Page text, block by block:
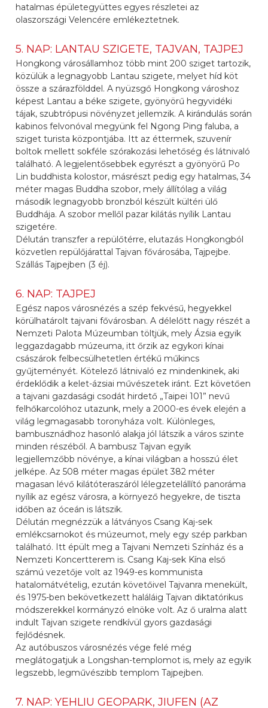
hatalmas épületegyüttes egyes részletei az
olaszországi Velencére emlékeztetnek.
5. NAP: LANTAU SZIGETE, TAJVAN, TAJPEJ
Hongkong városállamhoz több mint 200 sziget tartozik,
közülük a legnagyobb Lantau szigete, melyet híd köt
össze a szárazfölddel. A nyüzsgő Hongkong városhoz
képest Lantau a béke szigete, gyönyörű hegyvidéki
tájak, szubtrópusi növényzet jellemzik. A kirándulás során
kabinos felvonóval megyünk fel Ngong Ping faluba, a
sziget turista központjába. Itt az éttermek, szuvenír
boltok mellett sokféle szórakozási lehetőség és látnivaló
található. A legjelentősebbek egyrészt a gyönyörű Po
Lin buddhista kolostor, másrészt pedig egy hatalmas, 34
méter magas Buddha szobor, mely állítólag a világ
második legnagyobb bronzból készült kültéri ülő
Buddhája. A szobor mellől pazar kilátás nyílik Lantau
szigetére.
Délután transzfer a repülőtérre, elutazás Hongkongból
közvetlen repülőjárattal Tajvan fővárosába, Tajpejbe.
Szállás Tajpejben (3 éj).
6. NAP: TAJPEJ
Egész napos városnézés a szép fekvésű, hegyekkel
körülhatárolt tajvani fővárosban. A délelőtt nagy részét a
Nemzeti Palota Múzeumban töltjük, mely Ázsia egyik
leggazdagabb múzeuma, itt őrzik az egykori kínai
császárok felbecsülhetetlen értékű műkincs
gyűjteményét. Kötelező látnivaló ez mindenkinek, aki
érdeklődik a kelet-ázsiai művészetek iránt. Ezt követően
a tajvani gazdasági csodát hirdető „Taipei 101” nevű
felhőkarcolóhoz utazunk, mely a 2000-es évek elején a
világ legmagasabb toronyháza volt. Különleges,
bambusznádhoz hasonló alakja jól látszik a város szinte
minden részéből. A bambusz Tajvan egyik
legjellemzőbb növénye, a kínai világban a hosszú élet
jelképe. Az 508 méter magas épület 382 méter
magasan lévő kilátóteraszáról lélegzetelállító panoráma
nyílik az egész városra, a környező hegyekre, de tiszta
időben az óceán is látszik.
Délután megnézzük a látványos Csang Kaj-sek
emlékcsarnokot és múzeumot, mely egy szép parkban
található. Itt épült meg a Tajvani Nemzeti Színház és a
Nemzeti Koncertterem is. Csang Kaj-sek Kína első
számú vezetője volt az 1949-es kommunista
hatalomátvételig, ezután követőivel Tajvanra menekült,
és 1975-ben bekövetkezett haláláig Tajvan diktatórikus
módszerekkel kormányzó elnöke volt. Az ő uralma alatt
indult Tajvan szigete rendkívül gyors gazdasági
fejlődésnek.
Az autóbuszos városnézés vége felé még
meglátogatjuk a Longshan-templomot is, mely az egyik
legszebb, legművészibb templom Tajpejben.
7. NAP: YEHLIU GEOPARK, JIUFEN (AZ